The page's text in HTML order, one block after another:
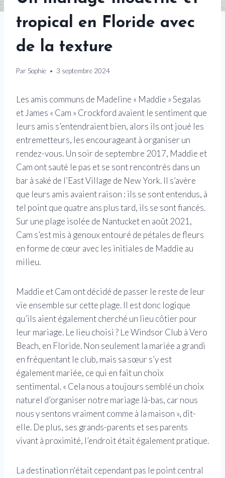
tropical en Floride avec
de la texture
Par Sophie 3 septembre 2024
Les amis communs de Madeline « Maddie » Segalas
et James « Cam » Crockford avaient le sentiment que
leurs amis s’entendraient bien, alors ils ont joué les
entremetteurs, les encourageant à organiser un
rendez-vous. Un soir de septembre 2017, Maddie et
Cam ont sauté le pas et se sont rencontrés dans un
bar à saké de l’East Village de New York. Il s’avère
que leurs amis avaient raison : ils se sont entendus, à
tel point que quatre ans plus tard, ils se sont fiancés.
Sur une plage isolée de Nantucket en août 2021,
Cam s’est mis à genoux entouré de pétales de fleurs
en forme de cœur avec les initiales de Maddie au
milieu.
Maddie et Cam ont décidé de passer le reste de leur
vie ensemble sur cette plage. Il est donc logique
qu’ils aient également cherché un lieu côtier pour
leur mariage. Le lieu choisi ? Le Windsor Club à Vero
Beach, en Floride. Non seulement la mariée a grandi
en fréquentant le club, mais sa sœur s’y est
également mariée, ce qui en fait un choix
sentimental. « Cela nous a toujours semblé un choix
naturel d’organiser notre mariage là-bas, car nous
nous y sentons vraiment comme à la maison », dit-
elle. De plus, ses grands-parents et ses parents
vivant à proximité, l’endroit était également pratique.
La destination n'était cependant pas le point central